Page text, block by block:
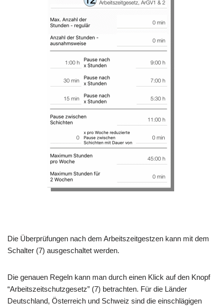
Die Überprüfungen nach dem Arbeitszeitgestzen kann mit dem
Schalter (7) ausgeschaltet werden.
Die genauen Regeln kann man durch einen Klick auf den Knopf
“Arbeitszeitschutzgesetz” (7) betrachten. Für die Länder
Deutschland, Österreich und Schweiz sind die einschlägigen